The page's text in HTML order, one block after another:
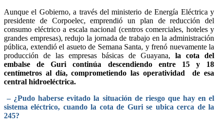
Aunque el Gobierno, a través del ministerio de Energía Eléctrica y
presidente de Corpoelec, emprendió un plan de reducción del
consumo eléctrico a escala nacional (centros comerciales, hoteles y
grandes empresas), redujo la jornada de trabajo en la administración
pública, extendió el asueto de Semana Santa, y frenó nuevamente la
producción de las empresas básicas de Guayana, la cota del
embalse de Guri continúa descendiendo entre 15 y 18
centímetros al día, comprometiendo las operatividad de esa
central hidroeléctrica.
– ¿Pudo haberse evitado la situación de riesgo que hay en el
sistema eléctrico, cuando la cota de Guri se ubica cerca de la
245?